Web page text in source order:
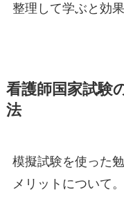
整理して学ぶと効果
看護師国家試験
法
模擬試験を使った
メリットについて。